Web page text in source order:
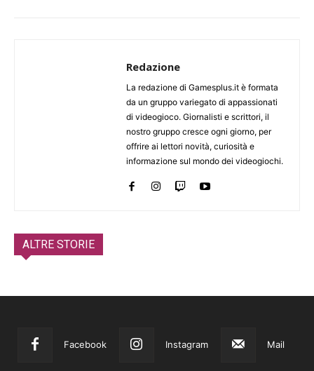
Redazione
La redazione di Gamesplus.it è formata
da un gruppo variegato di appassionati
di videogioco. Giornalisti e scrittori, il
nostro gruppo cresce ogni giorno, per
offrire ai lettori novità, curiosità e
informazione sul mondo dei videogiochi.
ALTRE STORIE
Facebook Instagram Mail